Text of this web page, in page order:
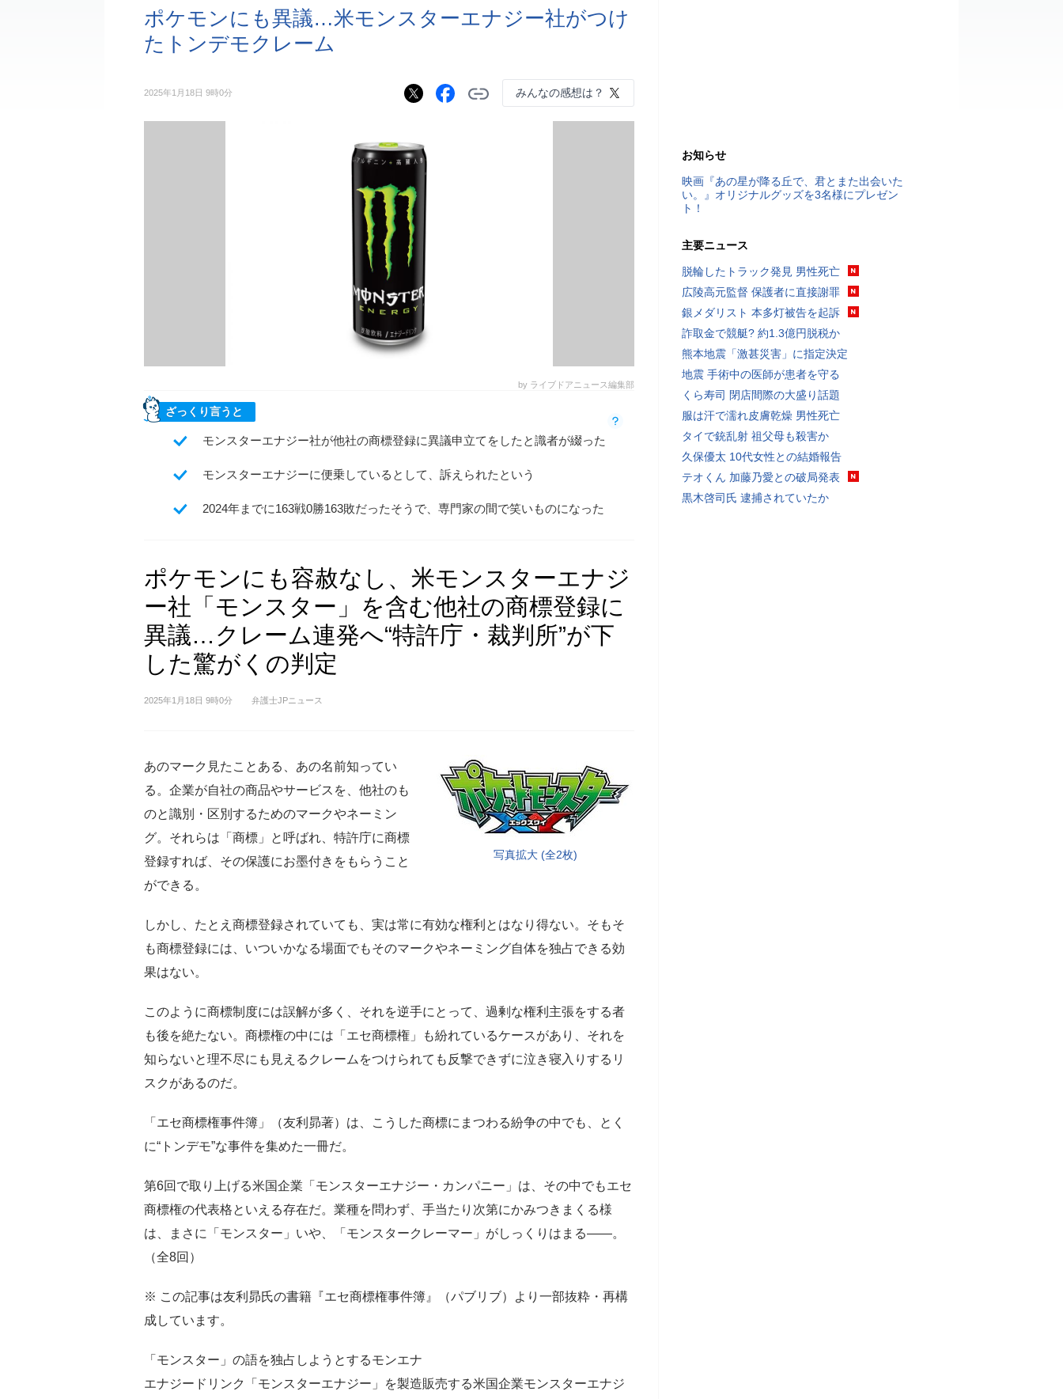
ポケモンにも異議…米モンスターエナジー社がつけ
たトンデモクレーム
2025年1月18日 9時0分 みんなの感想は？
by ライブドアニュース編集部
ざっくり言うと
モンスターエナジー社が他社の商標登録に異議申立てをしたと識者が綴った
モンスターエナジーに便乗しているとして、訴えられたという
2024年までに163戦0勝163敗だったそうで、専門家の間で笑いものになった
ポケモンにも容赦なし、米モンスターエナジ
ー社「モンスター」を含む他社の商標登録に
異議…クレーム連発へ“特許庁・裁判所”が下
した驚がくの判定
2025年1月18日 9時0分 弁護士JPニュース
写真拡大 (全2枚)
あのマーク見たことある、あの名前知ってい
る。企業が自社の商品やサービスを、他社のも
のと識別・区別するためのマークやネーミン
グ。それらは「商標」と呼ばれ、特許庁に商標
登録すれば、その保護にお墨付きをもらうこと
ができる。
しかし、たとえ商標登録されていても、実は常に有効な権利とはなり得ない。そもそ
も商標登録には、いついかなる場面でもそのマークやネーミング自体を独占できる効
果はない。
このように商標制度には誤解が多く、それを逆手にとって、過剰な権利主張をする者
も後を絶たない。商標権の中には「エセ商標権」も紛れているケースがあり、それを
知らないと理不尽にも見えるクレームをつけられても反撃できずに泣き寝入りするリ
スクがあるのだ。
「エセ商標権事件簿」（友利昴著）は、こうした商標にまつわる紛争の中でも、とく
に“トンデモ”な事件を集めた一冊だ。
第6回で取り上げる米国企業「モンスターエナジー・カンパニー」は、その中でもエセ
商標権の代表格といえる存在だ。業種を問わず、手当たり次第にかみつきまくる様
は、まさに「モンスター」いや、「モンスタークレーマー」がしっくりはまる――。
（全8回）
※ この記事は友利昴氏の書籍『エセ商標権事件簿』（パブリブ）より一部抜粋・再構
成しています。
「モンスター」の語を独占しようとするモンエナ
エナジードリンク「モンスターエナジー」を製造販売する米国企業モンスターエナジ
お知らせ
映画『あの星が降る丘で、君とまた出会いた
い。』オリジナルグッズを3名様にプレゼン
ト！
主要ニュース
脱輪したトラック発見 男性死亡
広陵高元監督 保護者に直接謝罪
銀メダリスト 本多灯被告を起訴
詐取金で競艇? 約1.3億円脱税か
熊本地震「激甚災害」に指定決定
地震 手術中の医師が患者を守る
くら寿司 閉店間際の大盛り話題
服は汗で濡れ皮膚乾燥 男性死亡
タイで銃乱射 祖父母も殺害か
久保優太 10代女性との結婚報告
テオくん 加藤乃愛との破局発表
黒木啓司氏 逮捕されていたか